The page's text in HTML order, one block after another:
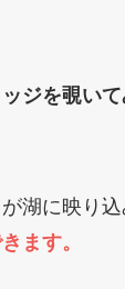
ッジを覗い
湖に映り込
ます。